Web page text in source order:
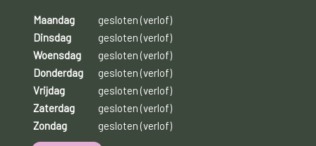
weigeren te drinken of net heel vaak willen drinken;
gewichtsverlies en groeiachterstand.
Bij deze symptomen neem je best contact op met je
(kinder)arts. De behandeling is afhankelijk van de ernst van
de klachten. In eerste instantie zullen er een aantal adviezen
gegeven worden om de oprispingen te verminderen. In
Maandag
gesloten (verlof)
Dinsdag
gesloten (verlof)
Woensdag
gesloten (verlof)
Donderdag
gesloten (verlof)
Vrijdag
gesloten (verlof)
Zaterdag
gesloten (verlof)
Zondag
gesloten (verlof)